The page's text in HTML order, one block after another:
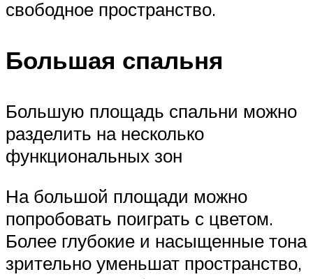
свободное пространство.
Большая спальня
Большую площадь спальни можно
разделить на несколько
функциональных зон
На большой площади можно
попробовать поиграть с цветом.
Более глубокие и насыщенные тона
зрительно уменьшат пространство,